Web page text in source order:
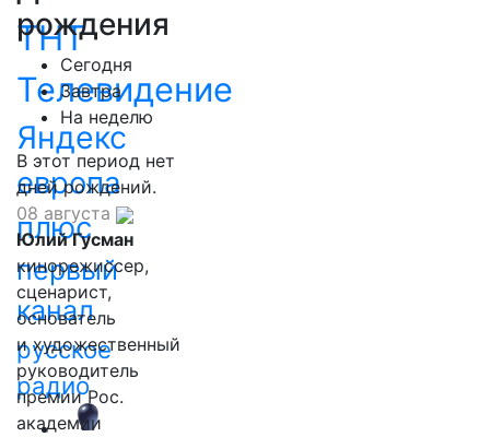
ТНТ
Телевидение
Яндекс
европа
плюс
первый
канал
русское
радио
рождения
Сегодня
Завтра
На неделю
В этот период нет
дней рождений.
08 августа
Юлий Гусман
кинорежиссер,
сценарист,
основатель
и художественный
руководитель
премии Рос.
академии